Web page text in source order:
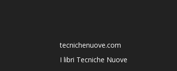
tecnichenuove.com
I libri Tecniche Nuove